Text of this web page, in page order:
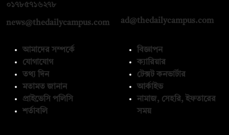
০১৭৮৫৭১৬২৭৮
news@thedailycampus.com ad@thedailycampus.com
আমাদের সম্পর্কে
যোগাযোগ
তথ্য দিন
মতামত জানান
প্রাইভেসি পলিসি
শর্তাবলি
বিজ্ঞাপন
ক্যারিয়ার
টেক্সট কনভার্টার
আর্কাইভ
নামাজ, সেহরি, ইফতারের
সময়